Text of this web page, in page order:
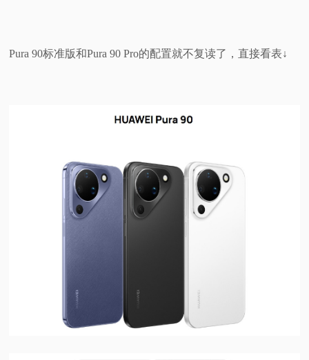
Pura 90标准版和Pura 90 Pro的配置就不复读了，直接看表↓